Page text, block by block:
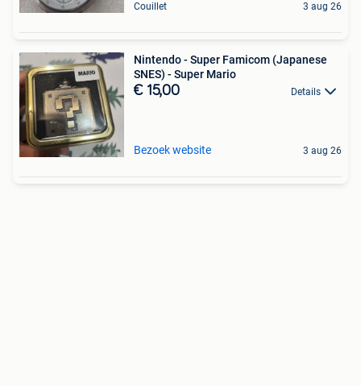
Couillet 3 aug 26
Nintendo - Super Famicom (Japanese
SNES) - Super Mario
€ 15,00 Details
Bezoek website 3 aug 26